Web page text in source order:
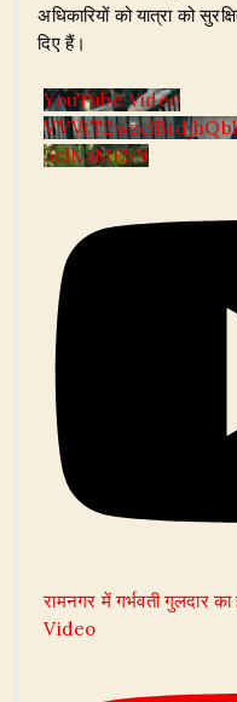
अधिकारियों को यात्रा को
दिए हैं।
YouTube Video
5clNaME5N
रामनगर में गर्भवती गुलदार
Video